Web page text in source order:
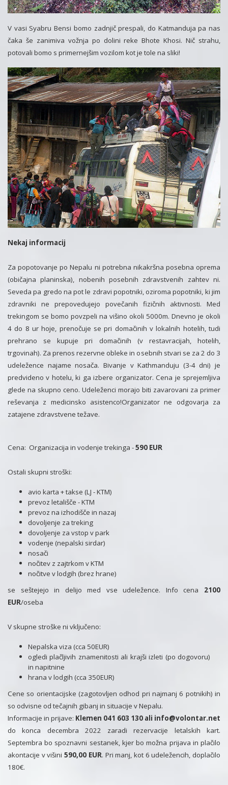
V vasi Syabru Bensi bomo zadnjič prespali, do Katmanduja pa nas
čaka še zanimiva vožnja po dolini reke Bhote Khosi. Nič strahu,
potovali bomo s primernejšim vozilom kot je tole na sliki!
Nekaj informacij
Za popotovanje po Nepalu ni potrebna nikakršna posebna oprema
(običajna planinska), nobenih posebnih zdravstvenih zahtev ni.
Seveda pa gredo na pot le zdravi popotniki, oziroma popotniki, ki jim
zdravniki ne prepovedujejo povečanih fizičnih aktivnosti. Med
trekingom se bomo povzpeli na višino okoli 5000m. Dnevno je okoli
4 do 8 ur hoje, prenočuje se pri domačinih v lokalnih hotelih, tudi
prehrano se kupuje pri domačinih (v restavracijah, hotelih,
trgovinah). Za prenos rezervne obleke in osebnih stvari se za 2 do 3
udeležence najame nosača. Bivanje v Kathmanduju (3-4 dni) je
predvideno v hotelu, ki ga izbere organizator. Cena je sprejemljiva
glede na skupno ceno. Udeleženci morajo biti zavarovani za primer
reševanja z medicinsko asistenco!Organizatorne odgovarja za
zatajene zdravstvene težave.
Cena: Organizacija in vodenje trekinga -590 EUR
Ostali skupni stroški:
avio karta + takse (LJ - KTM)
prevoz letališče - KTM
prevoz na izhodišče in nazaj
dovoljenje za treking
dovoljenje za vstop v park
vodenje (nepalski sirdar)
nosači
nočitev z zajtrkom v KTM
nočitve v lodgih (brez hrane)
se seštejejo in delijo med vse udeležence. Info cena 2100
EUR/oseba
V skupne stroške ni vključeno:
Nepalska viza (cca 50EUR)
ogledi plačljivih znamenitosti ali krajši izleti (po dogovoru)
in napitnine
hrana v lodgih (cca 350EUR)
Cene so orientacijske (zagotovljen odhod pri najmanj 6 potnikih) in
so odvisne od tečajnih gibanj in situacije v Nepalu.
Informacije in prijave: Klemen 041 603 130 ali info@volontar.net
do konca decembra 2022 zaradi rezervacije letalskih kart.
Septembra bo spoznavni sestanek, kjer bo možna prijava in plačilo
akontacije v višini590,00 EUR. Pri manj, kot 6 udeležencih, doplačilo
180€.